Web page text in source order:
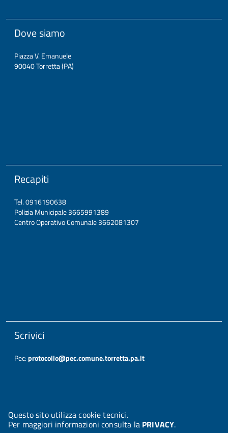
Questo sito utilizza cookie tecnici.
Per maggiori informazioni consulta la PRIVACY.
Dove siamo
Piazza V. Emanuele
90040 Torretta (PA)
Recapiti
Tel. 0916190638
Polizia Municipale 3665991389
Centro Operativo Comunale 3662081307
Scrivici
Pec:protocollo@pec.comune.torretta.pa.it
© 2026 Halley Informatica. Tutti i diritti riservati. Halley EG 041437.